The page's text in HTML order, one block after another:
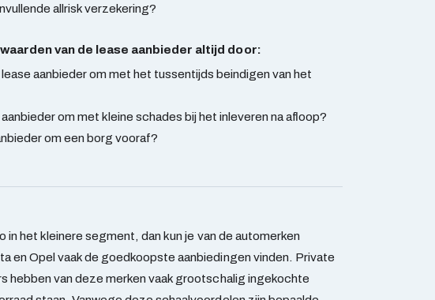
allrisk verzekering?
van de lease aanbieder altijd door:
aanbieder om met het tussentijds beindigen van het
om met kleine schades bij het inleveren na afloop?
om een borg vooraf?
in het kleinere segment, dan kun je van de automerken
en Opel vaak de goedkoopste aanbiedingen vinden. Private
hebben van deze merken vaak grootschalig ingekochte